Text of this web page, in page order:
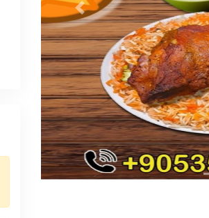
Previous